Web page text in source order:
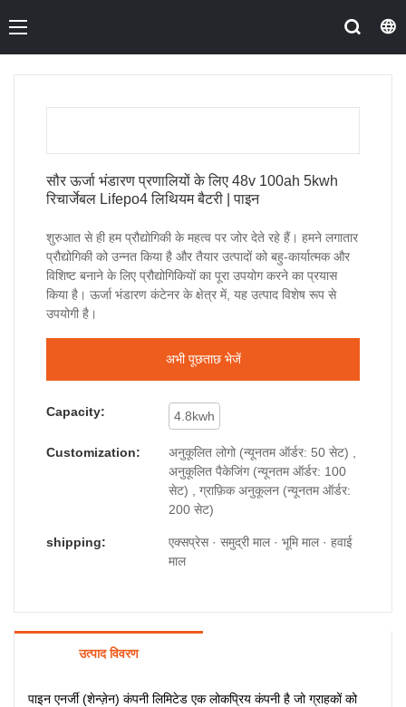
सौर ऊर्जा भंडारण प्रणालियों के लिए 48v 100ah 5kwh
रिचार्जेबल Lifepo4 लिथियम बैटरी | पाइन
शुरुआत से ही हम प्रौद्योगिकी के महत्व पर जोर देते रहे हैं। हमने लगातार
प्रौद्योगिकी को उन्नत किया है और तैयार उत्पादों को बहु-कार्यात्मक और
विशिष्ट बनाने के लिए प्रौद्योगिकियों का पूरा उपयोग करने का प्रयास
किया है। ऊर्जा भंडारण कंटेनर के क्षेत्र में, यह उत्पाद विशेष रूप से
उपयोगी है।
अभी पूछताछ भेजें
Capacity: 4.8kwh
Customization:
अनुकूलित लोगो (न्यूनतम ऑर्डर: 50 सेट) ,
अनुकूलित पैकेजिंग (न्यूनतम ऑर्डर: 100
सेट) , ग्राफ़िक अनुकूलन (न्यूनतम ऑर्डर:
200 सेट)
shipping:
एक्सप्रेस · समुद्री माल · भूमि माल · हवाई
माल
उत्पाद विवरण
पाइन एनर्जी (शेन्ज़ेन) कंपनी लिमिटेड एक लोकप्रिय कंपनी है जो ग्राहकों को